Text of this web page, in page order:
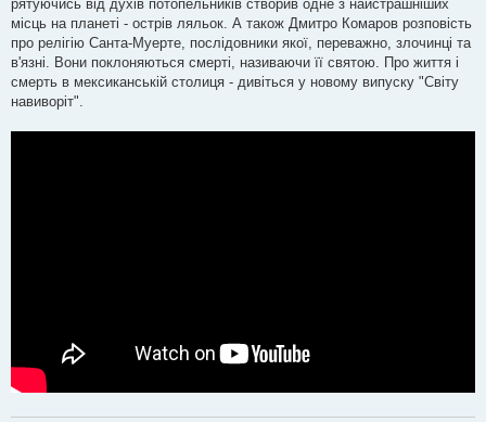
рятуючись від духів потопельників створив одне з найстрашніших
місць на планеті - острів ляльок. А також Дмитро Комаров розповість
про релігію Санта-Муерте, послідовники якої, переважно, злочинці та
в'язні. Вони поклоняються смерті, називаючи її святою. Про життя і
смерть в мексиканській столиця - дивіться у новому випуску "Світу
навиворіт".